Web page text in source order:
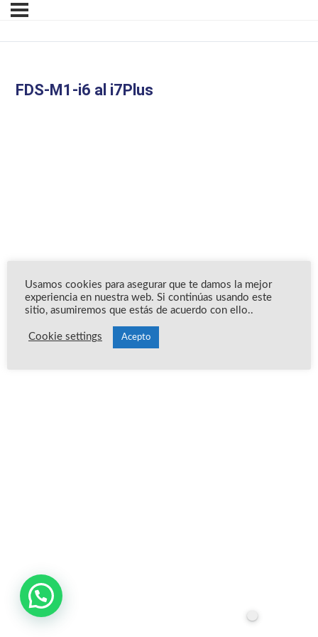
FDS-M1-i6 al i7Plus
Usamos cookies para asegurar que te damos la mejor
experiencia en nuestra web. Si continúas usando este
sitio, asumiremos que estás de acuerdo con ello..
Cookie settings Acepto